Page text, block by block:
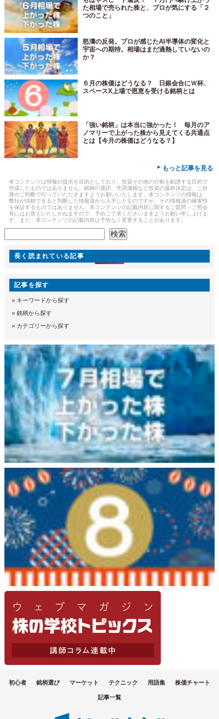
た相場で売られた株と、プロが気にする「２
つのこと」
怒濤の反発。プロが感じたAI半導体の変化と
宇宙への期待。相場はまだ過熱していないの
か？
６月の株価はどうなる？ 日銀会合にＷ杯、
スペースX上場で恩恵を受ける銘柄とは
「強い銘柄」は本当に強かった！ 毎月のア
ノマリーで上がった株から見えてくる共通点
とは【今月の株価はどうなる？】
▸ もっと記事を見る
本コンテンツは情報の提供を目的としており、投資その他の行動を勧誘する目的で
作成したものではありません。銘柄の選択、売買価格など投資の最終決定は、ご自
身のご判断で行っていただきますようお願いいたします。本コンテンツの情報は、
弊社が信頼できると判断した情報源から入手したものですが、その情報源の確実性
を保証するものではありません。本コンテンツの記載内容に関するご質問・ご照会
等にはお答えいたしかねますので、予めご了承くださいますようお願い申し上げま
す。また、本コンテンツの記載内容は予告なく変更することがあります。
検索
長く読まれている記事
記事を探す
» キーワードから探す
» 銘柄から探す
» カテゴリーから探す
初心者 銘柄選び マーケット テクニック 用語集 株価チャート
記事一覧